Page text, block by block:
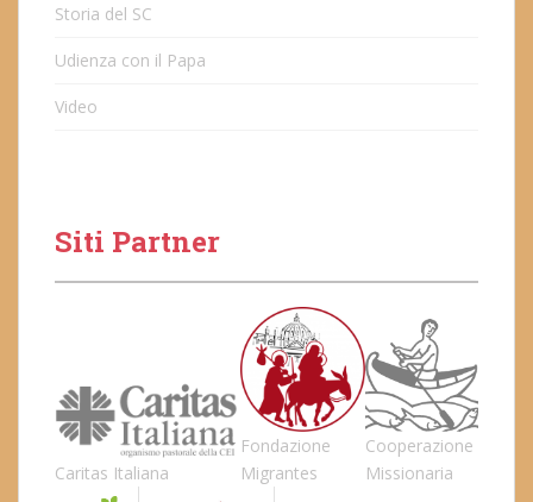
Storia del SC
Udienza con il Papa
Video
Siti Partner
Caritas Italiana
Fondazione
Migrantes
Cooperazione
Missionaria